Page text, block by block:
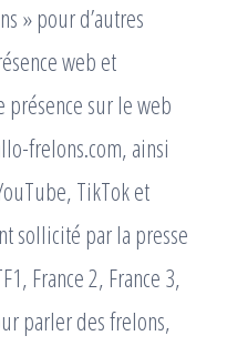
» pour d’autres
web et
sur le web
frelons.com, ainsi
TikTok et
sollicité par la presse
France 2, France 3,
parler des frelons,